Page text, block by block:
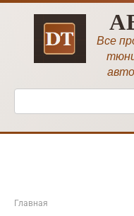
Перейти
Все
Поиск:
Главная